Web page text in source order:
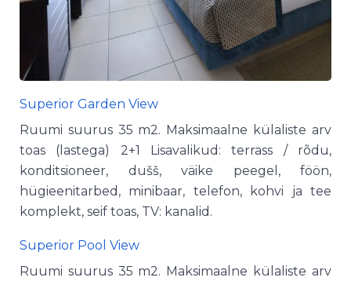
Superior Garden View
Ruumi suurus 35 m2. Maksimaalne külaliste arv
toas (lastega) 2+1 Lisavalikud: terrass / rõdu,
konditsioneer, dušš, väike peegel, föön,
hügieenitarbed, minibaar, telefon, kohvi ja tee
komplekt, seif toas, TV: kanalid.
Superior Pool View
Ruumi suurus 35 m2. Maksimaalne külaliste arv